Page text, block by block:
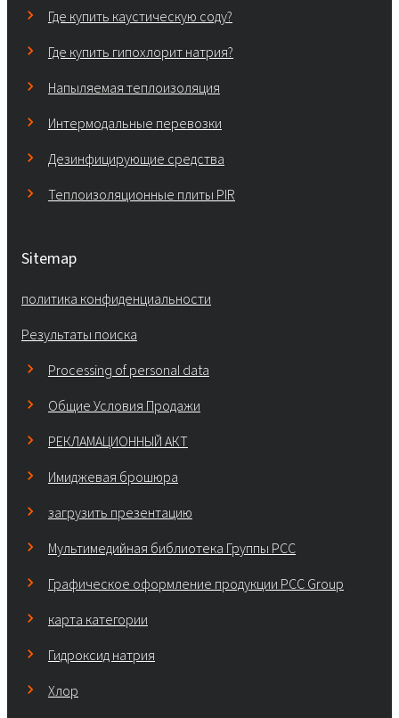
Где купить каустическую соду?
Где купить гипохлорит натрия?
Напыляемая теплоизоляция
Интермодальные перевозки
Дезинфицирующие средства
Теплоизоляционные плиты PIR
Sitemap
политика конфиденциальности
Результаты поиска
Processing of personal data
Общие Условия Продажи
РЕКЛАМАЦИОННЫЙ АКТ
Имиджевая брошюра
загрузить презентацию
Мультимедийная библиотека Группы РСС
Графическое оформление продукции PCC Group
карта категории
Гидроксид натрия
Хлор